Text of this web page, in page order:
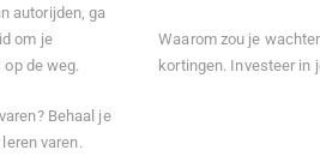
autorijden, ga
om je
de weg.
Behaal je
varen.
Waarom zou je
kortingen. Investeer in